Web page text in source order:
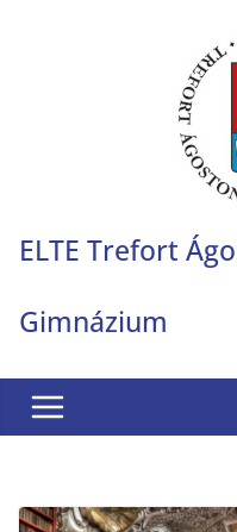
ELTE Trefort
Gimnázium